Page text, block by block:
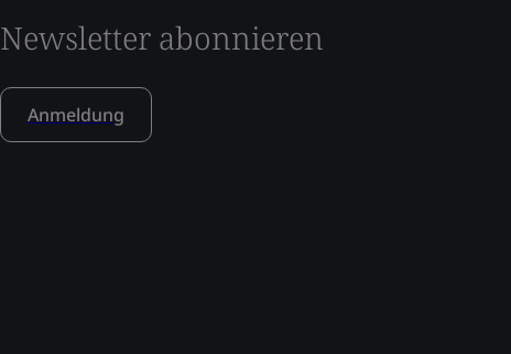
Newsletter abonnieren
Anmeldung